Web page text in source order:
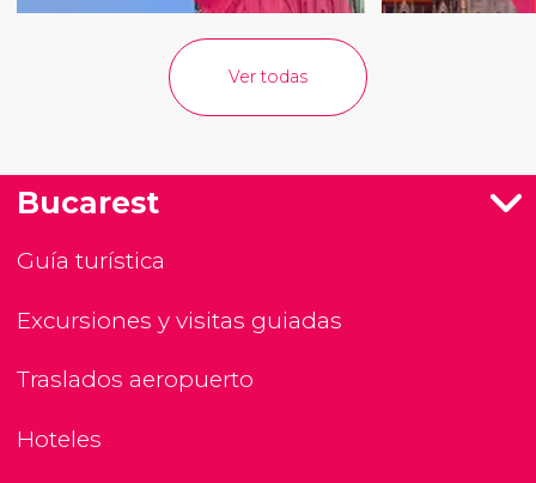
Ver todas
Bucarest
Guía turística
Excursiones y visitas guiadas
Traslados aeropuerto
Hoteles